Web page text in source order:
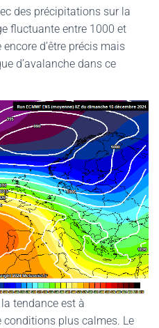
des précipitations sur la
fluctuante entre 1000 et
d’être précis mais
d’avalanche dans ce
la tendance est à
conditions plus calmes. Le